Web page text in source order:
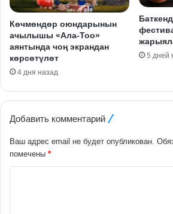
Көчмөндөр оюндарынын
ачылышы «Ала-Тоо»
аянтында чоң экрандан
көрсөтүлөт
4 дня назад
5 дней
Добавить комментарий
Ваш адрес email не будет опубликован.
помечены *